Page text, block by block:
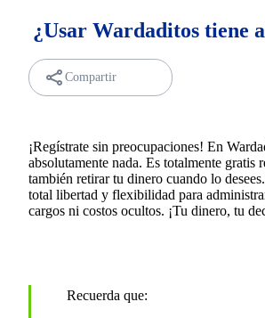
¿Usar Wardaditos tiene
Compartir
¡Regístrate sin preocupaciones! En
absolutamente nada. Es totalmente gratis
también retirar tu dinero cuando lo
total libertad y flexibilidad para
cargos ni costos ocultos. ¡Tu dinero, tu
Recuerda que: